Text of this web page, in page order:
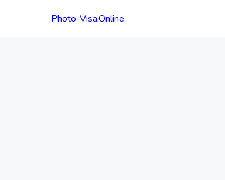
Photo-Visa.Online